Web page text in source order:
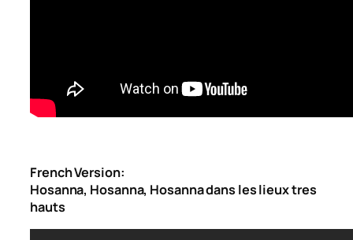
French Version:
Hosanna, Hosanna, Hosanna dans les lieux tres
hauts